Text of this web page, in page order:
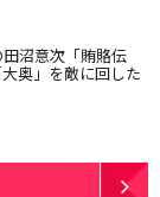
沼意次「賄賂伝
奥」を敵に回した